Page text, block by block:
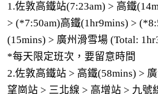
1.佐敦高鐵站(7:23am) > 高鐵
> (*7:50am)高鐵(1hr9mins) >
(15mins) > 廣州滑雪場 (Total:
*每天限定班次，要留意時間
2.佐敦高鐵站 > 高鐵(58mins) >
望崗站 > 三北線 > 高增站 > 九號